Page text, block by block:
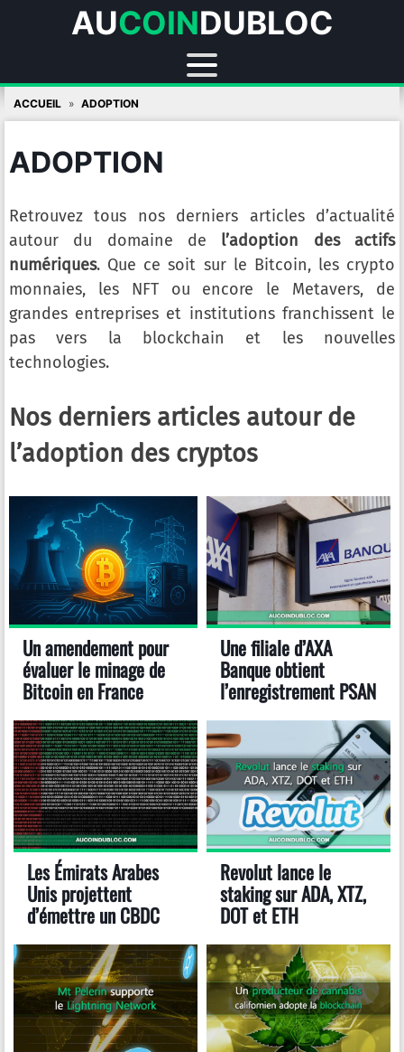
AUCOINDUBLOC
Skip
to
ACCUEIL ADOPTION
ADOPTION
Retrouvez tous nos derniers articles d’actualité
autour du domaine de l’adoption des actifs
numériques. Que ce soit sur le Bitcoin, les crypto
monnaies, les NFT ou encore le Metavers, de
grandes entreprises et institutions franchissent le
pas vers la blockchain et les nouvelles
technologies.
Nos derniers articles autour de
l’adoption des cryptos
Un amendement pour
évaluer le minage de
Bitcoin en France
Une filiale d’AXA
Banque obtient
l’enregistrement PSAN
Les Émirats Arabes
Unis projettent
d’émettre un CBDC
Revolut lance le
staking sur ADA, XTZ,
DOT et ETH